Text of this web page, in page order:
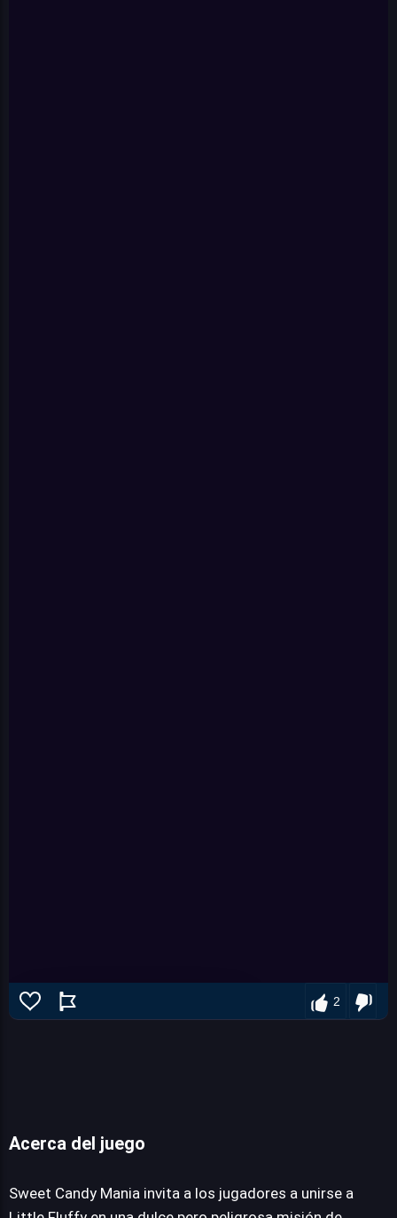
sweet candy mania
2
Acerca del juego
Sweet Candy Mania invita a los jugadores a unirse a